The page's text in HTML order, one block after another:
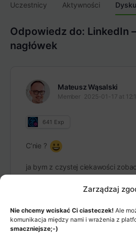
Zarządzaj
Nie chcemy wciskać Ci ciasteczek! Ale
komunikacja między nami i wrażenia z
smaczniejsze;-)
Uczestnicy Aktywności
Odpowiedz do: LinkedIn
nagłówek
Mateusz Wąsalski
Member 2025-01-17 at
641 Exp
C’nie ?
ja bym z czystej ciekawości